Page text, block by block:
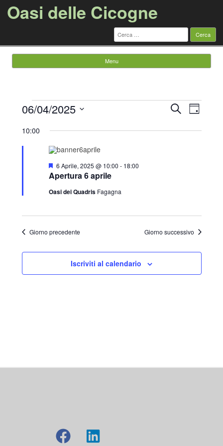
Oasi delle Cicogne
Ricerca
per:
Menu
Eventi
for
2025
Eventi
Ricerca
Navigazione
Cerca Evento
Viste
Giorno
06/04/2025
la
data.
10:00
Apertura 6 aprile
Segnalati
6 Aprile, 2025 @ 10:00 - 18:00
Oasi dei Quadris Fagagna
Giorno precedente Giorno successivo
Iscriviti al calendario